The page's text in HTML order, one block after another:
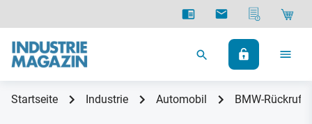
Startseite Industrie Automobil BMW-Rückruf: